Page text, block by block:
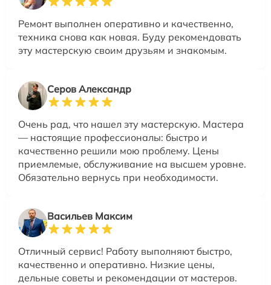
Ремонт выполнен оперативно и качественно,
техника снова как новая. Буду рекомендовать
эту мастерскую своим друзьям и знакомым.
Серов Александр
Очень рад, что нашел эту мастерскую. Мастера
— настоящие профессионалы: быстро и
качественно решили мою проблему. Цены
приемлемые, обслуживание на высшем уровне.
Обязательно вернусь при необходимости.
Васильев Максим
Отличный сервис! Работу выполняют быстро,
качественно и оперативно. Низкие цены,
дельные советы и рекомендации от мастеров.